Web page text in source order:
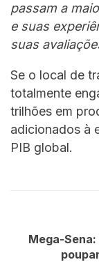
passam a
e suas
suas
Se o local de
totalmente
trilhões em
adicionados à
PIB global.
Mega-